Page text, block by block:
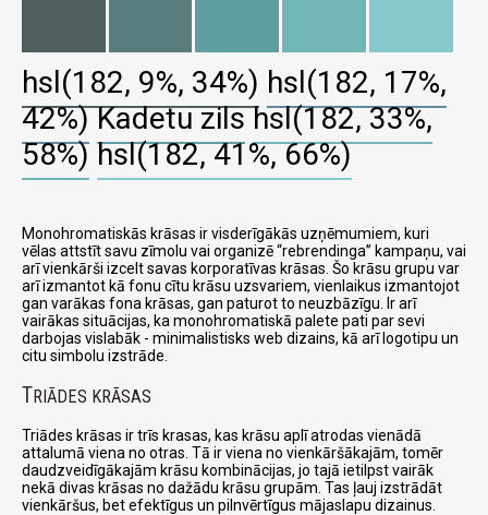
hsl(182, 9%, 34%) hsl(182, 17%,
42%) Kadetu zils hsl(182, 33%,
58%) hsl(182, 41%, 66%)
Monohromatiskās krāsas ir visderīgākās uzņēmumiem, kuri
vēlas attstīt savu zīmolu vai organizē rebrendinga
kampaņu, vai
arī vienkārši izcelt savas korporatīvas krāsas. Šo krāsu grupu var
arī izmantot kā fonu cītu krāsu uzsvariem, vienlaikus izmantojot
gan varākas fona krāsas, gan paturot to neuzbāzīgu. Ir arī
vairākas situācijas, ka monohromatiskā palete pati par sevi
darbojas vislabāk - minimalistisks web dizains, kā arī logotipu un
citu simbolu izstrāde.
TRIĀDES KRĀSAS
Triādes krāsas ir trīs krasas, kas krāsu aplī atrodas vienādā
attalumā viena no otras. Tā ir viena no vienkāršākajām, tomēr
daudzveidīgākajām krāsu kombinācijas, jo tajā ietilpst vairāk
nekā divas krāsas no dažādu krāsu grupām. Tas ļauj izstrādāt
vienkāršus, bet efektīgus un pilnvērtīgus mājaslapu dizainus.